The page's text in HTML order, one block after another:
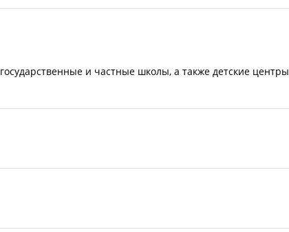
и частные школы, а также детские центры